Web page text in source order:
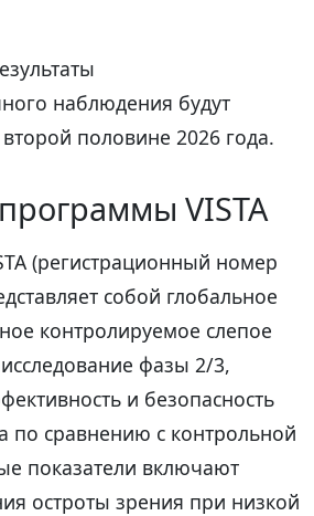
наблюдения будут
половине 2026 года.
VISTA
(регистрационный номер
собой глобальное
контролируемое слепое
фазы 2/3,
и безопасность
по сравнению с контрольной
показатели включают
остроты зрения при низкой